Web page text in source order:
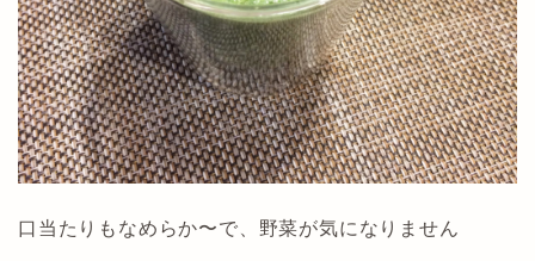
口当たりもなめらか〜で、野菜が気になりません